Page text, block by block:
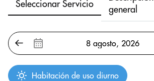
Seleccionar Servicio
general
Habitación de uso diurno